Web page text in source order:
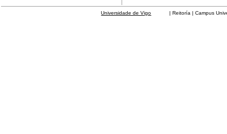
Universidade de Vigo | Reitoría | Campus